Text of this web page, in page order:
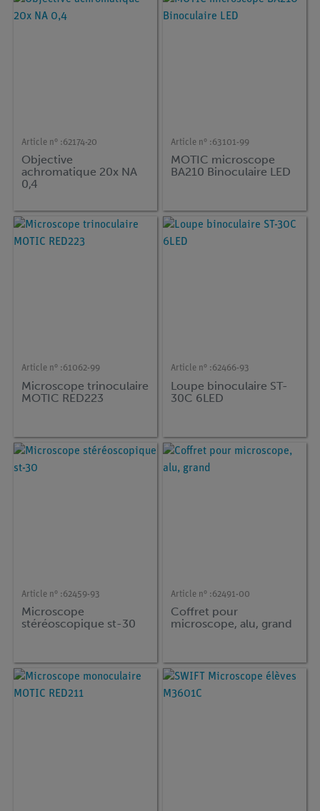
Article n° :62174-20
Objective
achromatique 20x NA
0,4
Article n° :63101-99
MOTIC microscope
BA210 Binoculaire LED
Article n° :61062-99
Microscope trinoculaire
MOTIC RED223
Article n° :62466-93
Loupe binoculaire ST-
30C 6LED
Article n° :62459-93
Microscope
stéréoscopique st-30
Article n° :62491-00
Coffret pour
microscope, alu, grand